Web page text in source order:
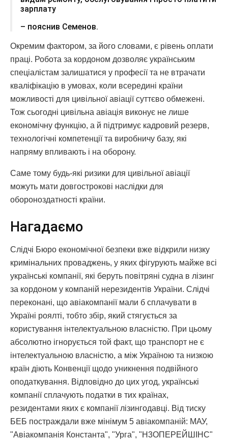
зарплату
– пояснив Семенов.
Окремим фактором, за його словами, є рівень оплати
праці. Робота за кордоном дозволяє українським
спеціалістам залишатися у професії та не втрачати
кваліфікацію в умовах, коли всередині країни
можливості для цивільної авіації суттєво обмежені.
Тож сьогодні цивільна авіація виконує не лише
економічну функцію, а й підтримує кадровий резерв,
технологічні компетенції та виробничу базу, які
напряму впливають і на оборону.
Саме тому будь-які ризики для цивільної авіації
можуть мати довгострокові наслідки для
обороноздатності країни.
Нагадаємо
Слідчі Бюро економічної безпеки вже відкрили низку
кримінальних проваджень, у яких фігурують майже всі
українські компанії, які беруть повітряні судна в лізинг
за кордоном у компаній нерезидентів України. Слідчі
переконані, що авіакомпанії мали б сплачувати в
Україні роялті, тобто збір, який стягується за
користування інтелектуальною власністю. При цьому
абсолютно ігнорується той факт, що транспорт не є
інтелектуальною власністю, а між Україною та низкою
країн діють Конвенції щодо уникнення подвійного
оподаткування. Відповідно до цих угод, українські
компанії сплачують податки в тих країнах,
резидентами яких є компанії лізингодавці. Від тиску
БЕБ постраждали вже мінімум 5 авіакомпаній: МАУ,
"Авіакомпанія Константа", "Урга", "Н3ОПЕРЕЙШІНС"